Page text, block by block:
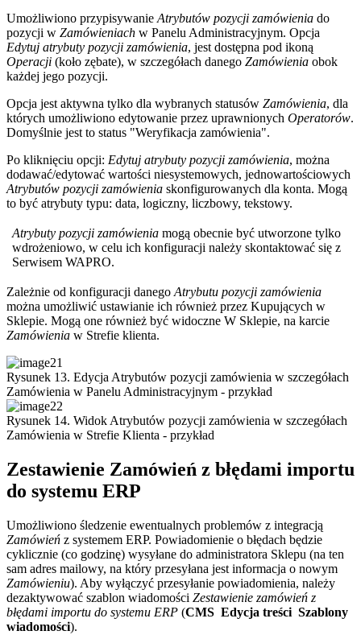
Umożliwiono przypisywanieAtrybutów pozycji zamówienia do
pozycji w Zamówieniach w Panelu Administracyjnym. Opcja
Edytuj atrybuty pozycji zamówienia, jest dostępna pod ikoną
Operacji (koło zębate), w szczegółach danego Zamówienia obok
każdej jego pozycji.
Opcja jest aktywna tylko dla wybranych statusów Zamówienia, dla
których umożliwiono edytowanie przez uprawnionych Operatorów.
Domyślnie jest to status "Weryfikacja zamówienia".
Po kliknięciu opcji: Edytuj atrybuty pozycji zamówienia, można
dodawać/edytować wartości niesystemowych, jednowartościowych
Atrybutów pozycji zamówienia skonfigurowanych dla konta. Mogą
to być atrybuty typu: data, logiczny, liczbowy, tekstowy.
Atrybuty pozycji zamówienia mogą obecnie być utworzone tylko
wdrożeniowo, w celu ich konfiguracji należy skontaktować się z
Serwisem WAPRO.
Zależnie od konfiguracji danegoAtrybutu pozycji zamówienia
można umożliwić ustawianie ich również przez Kupujących w
Sklepie. Mogą one również być widoczne W Sklepie, na karcie
Zamówienia w Strefie klienta.
Rysunek 13. Edycja Atrybutów pozycji zamówienia w szczegółach
Zamówienia w Panelu Administracyjnym - przykład
Rysunek 14. Widok Atrybutów pozycji zamówienia w szczegółach
Zamówienia w Strefie Klienta - przykład
Zestawienie Zamówień z błędami importu
do systemu ERP
Umożliwiono śledzenie ewentualnych problemów z integracją
Zamówień z systemem ERP. Powiadomienie o błędach będzie
cyklicznie (co godzinę) wysyłane do administratora Sklepu (na ten
sam adres mailowy, na który przesyłana jest informacja o nowym
Zamówieniu). Aby wyłączyć przesyłanie powiadomienia, należy
dezaktywować szablon wiadomości Zestawienie zamówień z
błędami importu do systemu ERP (CMS Edycja treści Szablony
wiadomości).